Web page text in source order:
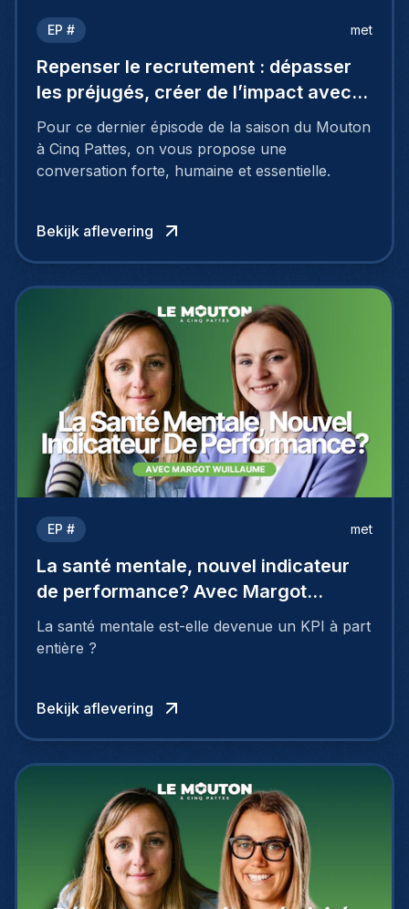
EP # met
Repenser le recrutement : dépasser
les préjugés, créer de l’impact avec
Coraline De Spirlet
Pour ce dernier épisode de la saison du Mouton
à Cinq Pattes, on vous propose une
conversation forte, humaine et essentielle.
Bekijk aflevering
EP # met
La santé mentale, nouvel indicateur
de performance? Avec Margot
Wuillaume
La santé mentale est-elle devenue un KPI à part
entière ?
Bekijk aflevering